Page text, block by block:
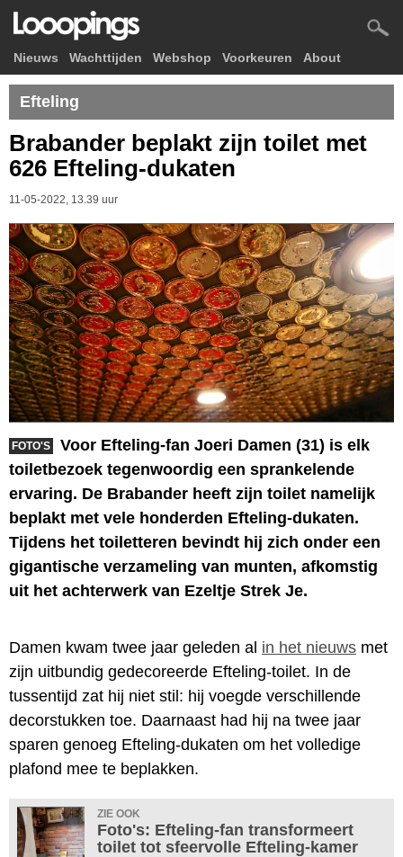
Nieuws Wachttijden Webshop Voorkeuren About
Efteling
Brabander beplakt zijn toilet met
626 Efteling-dukaten
11-05-2022, 13.39 uur
FOTO'S
Voor Efteling-fan Joeri Damen (31) is elk
toiletbezoek tegenwoordig een sprankelende
ervaring. De Brabander heeft zijn toilet namelijk
beplakt met vele honderden Efteling-dukaten.
Tijdens het toiletteren bevindt hij zich onder een
gigantische verzameling van munten, afkomstig
uit het achterwerk van Ezeltje Strek Je.
Damen kwam twee jaar geleden al in het nieuws met
zijn uitbundig gedecoreerde Efteling-toilet. In de
tussentijd zat hij niet stil: hij voegde verschillende
decorstukken toe. Daarnaast had hij na twee jaar
sparen genoeg Efteling-dukaten om het volledige
plafond mee te beplakken.
ZIE OOK
Foto's: Efteling-fan transformeert
toilet tot sfeervolle Efteling-kamer